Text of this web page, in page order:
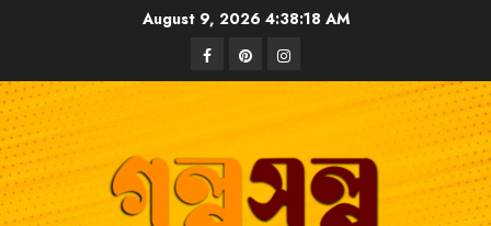
August 9, 2026 4:38:19 AM